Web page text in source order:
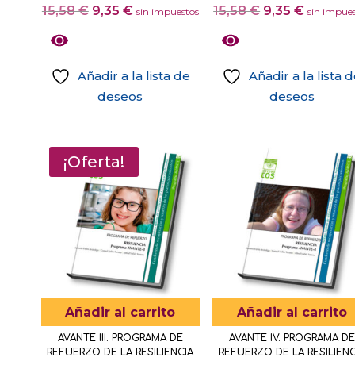
15,58€ El
era:
15,58 €.
9,35 €El
es:
9,35 €.
sin impuestos
Añadir a la lista de
deseos
15,58€ El
era:
15,58 €.
9,35€El
es:
9,35 €.
sin
Añadir a la lista
deseos
¡Oferta!
Añadir al carrito
AVANTE III. PROGRAMA DE
REFUERZO DE LA RESILIENCIA
Añadir al carrito
AVANTE IV. PROGRAMA DE
REFUERZO DE LA